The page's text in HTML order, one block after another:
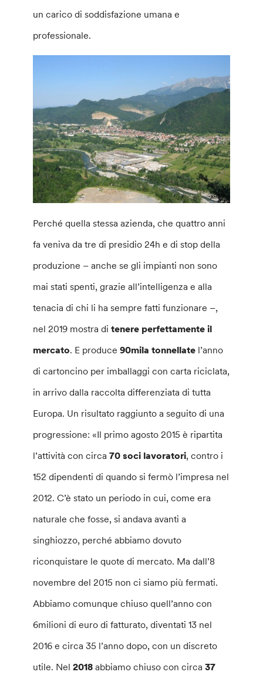
un carico di soddisfazione umana e
professionale.
Perché quella stessa azienda, che quattro anni
fa veniva da tre di presidio 24h e di stop della
produzione – anche se gli impianti non sono
mai stati spenti, grazie all’intelligenza e alla
tenacia di chi li ha sempre fatti funzionare –,
nel 2019 mostra ditenere perfettamente il
mercato. E produce90mila tonnellate l’anno
di cartoncino per imballaggi con carta riciclata,
in arrivo dalla raccolta differenziata di tutta
Europa. Un risultato raggiunto a seguito di una
progressione: «Il primo agosto 2015 è ripartita
l’attività con circa70 soci lavoratori, contro i
152 dipendenti di quando si fermò l’impresa nel
2012. C’è stato un periodo in cui, come era
naturale che fosse, si andava avanti a
singhiozzo, perché abbiamo dovuto
riconquistare le quote di mercato. Ma dall’8
novembre del 2015 non ci siamo più fermati.
Abbiamo comunque chiuso quell’anno con
6milioni di euro di fatturato, diventati 13 nel
2016 e circa 35 l’anno dopo, con un discreto
utile. Nel2018 abbiamo chiuso con circa37